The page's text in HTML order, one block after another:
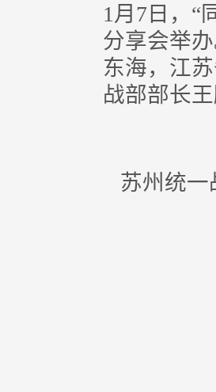
1月7日，“
分享会举
东海，江
战部部长
苏州统一